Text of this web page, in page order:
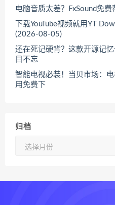
电脑音质太差？FxSound免
下载YouTube视频就用YT
(2026-08-05)
还在死记硬背？这款开源记
目不忘
智能电视必装！当贝市场：电
用免费下
归档